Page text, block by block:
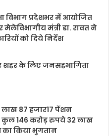
विभाग प्रदेशभर में आयोजित
मेलेविभागीय मंत्री डा. रावत ने
को दिये निर्देश
शहर के लिए जनसहभागिता
लाख 87 हजार17 पेंशन
कुल 146 करोड़ रुपये 32 लाख
का किया भुगतान